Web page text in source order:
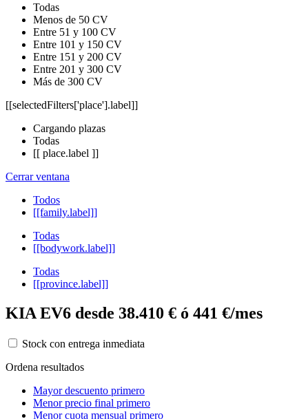
Todas
Menos de 50 CV
Entre 51 y 100 CV
Entre 101 y 150 CV
Entre 151 y 200 CV
Entre 201 y 300 CV
Más de 300 CV
[[selectedFilters['place'].label]]
Cargando plazas
Todas
[[ place.label ]]
Cerrar ventana
Todos
[[family.label]]
Todas
[[bodywork.label]]
Todas
[[province.label]]
KIA EV6 desde 38.410 € ó 441 €/mes
Stock con entrega inmediata
Ordena resultados
Mayor descuento primero
Menor precio final primero
Menor cuota mensual primero